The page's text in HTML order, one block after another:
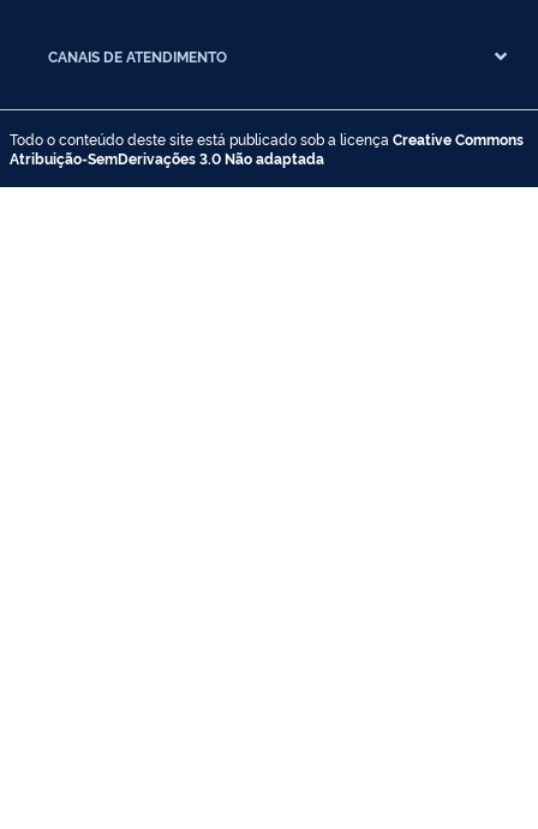
CANAIS DE ATENDIMENTO
Todo o conteúdo deste site está publicado sob a licença Creative Commons
Atribuição-SemDerivações 3.0 Não adaptada